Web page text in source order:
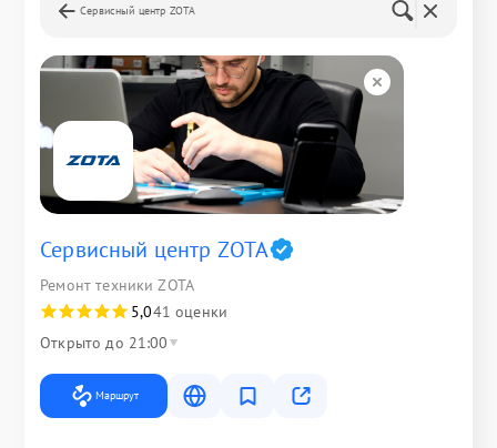
Сервисный центр ZOTA
Сервисный центр ZOTA
Ремонт техники ZOTA
5,041 оценки
Открыто до 21:00
Маршрут